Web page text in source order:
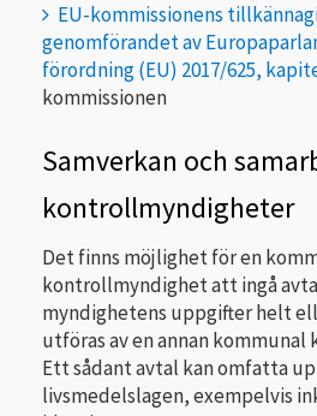
EU-kommissionens
genomförandet av
förordning (EU) 2017/625,
kommissionen
Samverkan och
kontrollmyndigheter
Det finns möjlighet för en
kontrollmyndighet att ingå
myndighetens uppgifter helt
utföras av en annan
Ett sådant avtal kan omfatta
livsmedelslagen, exempelvis